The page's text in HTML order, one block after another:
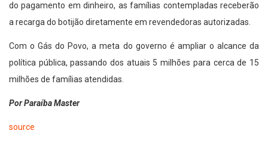
do pagamento em dinheiro, as famílias contempladas receberão
a recarga do botijão diretamente em revendedoras autorizadas.
Com o Gás do Povo, a meta do governo é ampliar o alcance da
política pública, passando dos atuais 5 milhões para cerca de 15
milhões de famílias atendidas.
Por Paraíba Master
source